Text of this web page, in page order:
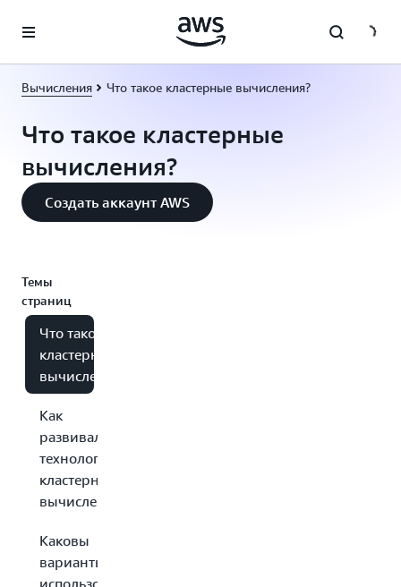
Перейти к главному контенту
Вычисления Что такое кластерные вычисления?
Что такое кластерные
вычисления?
Создать аккаунт AWS
Темы
страниц
Что такое
кластерные
вычисления?
Как
развивалась
технология
кластерных
вычислений?
Каковы
варианты
использования